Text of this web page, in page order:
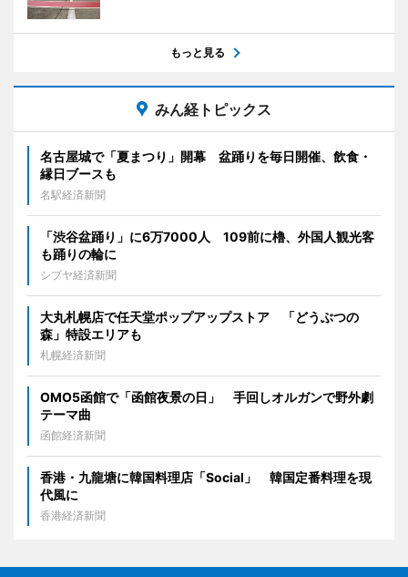
もっと見る
みん経トピックス
名古屋城で「夏まつり」開幕 盆踊りを毎日開催、飲食・
縁日ブースも
名駅経済新聞
「渋谷盆踊り」に6万7000人 109前に櫓、外国人観光客
も踊りの輪に
シブヤ経済新聞
大丸札幌店で任天堂ポップアップストア 「どうぶつの
森」特設エリアも
札幌経済新聞
OMO5函館で「函館夜景の日」 手回しオルガンで野外劇
テーマ曲
函館経済新聞
香港・九龍塘に韓国料理店「Social」 韓国定番料理を現
代風に
香港経済新聞